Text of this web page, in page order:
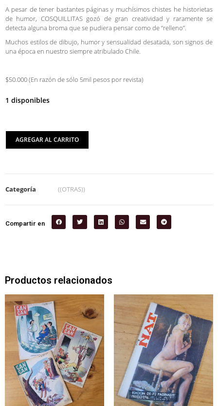
A pesar de tener bastantes páginas y muchísimos chistes he historietas
de humor, COSQUILLITAS gozó de gran creatividad y raramente se
detecta alguna broma que se pudiera pensar como de “relleno”.
Muchos estilos de dibujo, humor y sensualidad desatada, son signos de
una época en nuestro siempre atribulado Chile.
$50.000 (En razón de sólo 5mil pesos por revista)
1 disponibles
AGREGAR AL CARRITO
Categoría ((OTRAS))
Compartir en
Productos relacionados